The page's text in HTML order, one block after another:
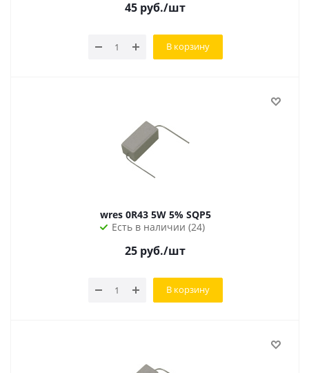
45 руб./шт
В корзину
wres 0R43 5W 5% SQP5
Есть в наличии (24)
25 руб./шт
В корзину